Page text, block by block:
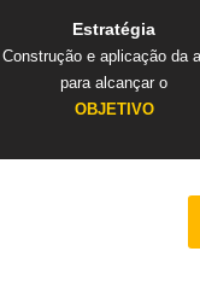
Estratégia
Construção e aplicação da
para alcançar o
OBJETIVO